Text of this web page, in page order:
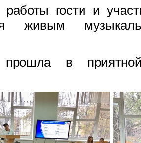
гости и
живым
прошла в